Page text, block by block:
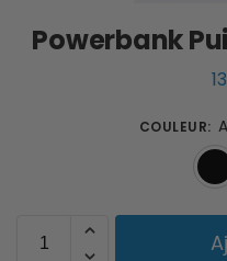
Powerbank
COULEUR: